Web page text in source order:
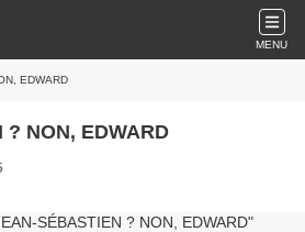
MENU
EDWARD
NON, EDWARD